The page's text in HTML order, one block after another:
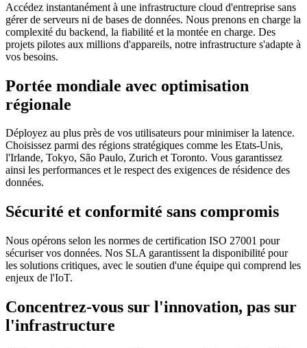
Accédez instantanément à une infrastructure cloud d'entreprise sans
gérer de serveurs ni de bases de données. Nous prenons en charge la
complexité du backend, la fiabilité et la montée en charge. Des
projets pilotes aux millions d'appareils, notre infrastructure s'adapte à
vos besoins.
Portée mondiale avec optimisation
régionale
Déployez au plus près de vos utilisateurs pour minimiser la latence.
Choisissez parmi des régions stratégiques comme les Etats-Unis,
l'Irlande, Tokyo, São Paulo, Zurich et Toronto. Vous garantissez
ainsi les performances et le respect des exigences de résidence des
données.
Sécurité et conformité sans compromis
Nous opérons selon les normes de certification ISO 27001 pour
sécuriser vos données. Nos SLA garantissent la disponibilité pour
les solutions critiques, avec le soutien d'une équipe qui comprend les
enjeux de l'IoT.
Concentrez-vous sur l'innovation, pas sur
l'infrastructure